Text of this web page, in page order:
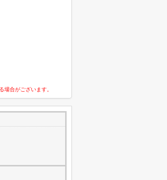
合がございます。